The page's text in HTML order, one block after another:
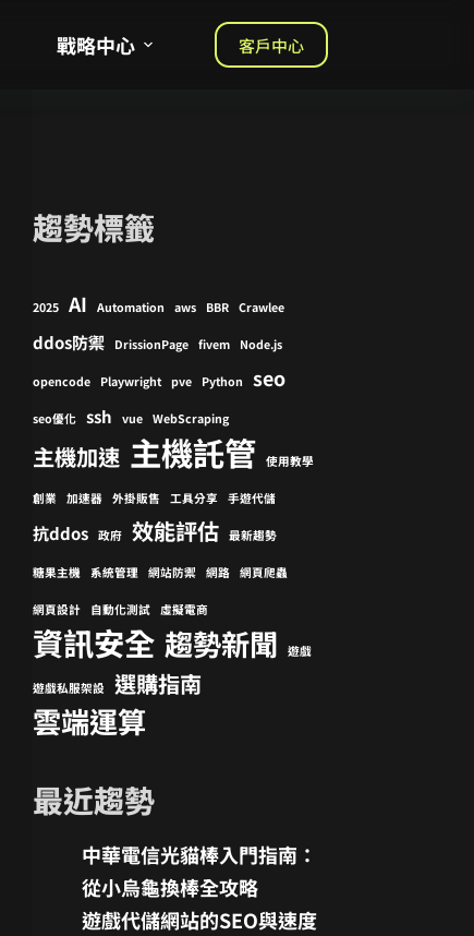
戰略中心 客戶中心
趨勢標籤
2025 AI Automation aws BBR Crawlee
ddos防禦 DrissionPage fivem Node.js
opencode Playwright pve Python seo
seo優化 ssh vue WebScraping
主機加速 主機託管 使用教學
創業 加速器 外掛販售 工具分享 手遊代儲
抗ddos 政府 效能評估 最新趨勢
糖果主機 系統管理 網站防禦 網路 網頁爬蟲
網頁設計 自動化測試 虛擬電商
資訊安全 趨勢新聞 遊戲
遊戲私服架設 選購指南
雲端運算
最近趨勢
中華電信光貓棒入門指南：
從小烏龜換棒全攻略
遊戲代儲網站的SEO與速度